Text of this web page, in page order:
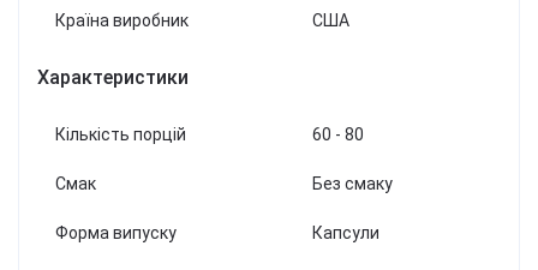
Країна виробник США
Характеристики
Кількість порцій 60 - 80
Смак Без смаку
Форма випуску Капсули